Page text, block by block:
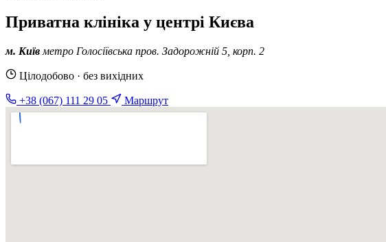
Приватна клініка у центрі Києва
м. Київ метро Голосіївська пров. Задорожній 5, корп. 2
Цілодобово · без вихідних
+38 (067) 111 29 05 Маршрут